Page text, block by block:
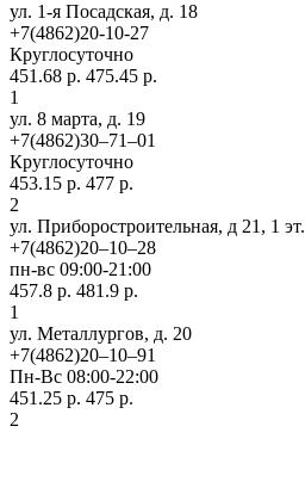
ул. 1-я Посадская, д. 18
+7(4862)20-10-27
Круглосуточно
451.68 р. 475.45 р.
1
ул. 8 марта, д. 19
+7(4862)30‒71‒01
Круглосуточно
453.15 р. 477 р.
2
ул. Приборостроительная, д 21, 1 эт.
+7(4862)20‒10‒28
пн-вс 09:00-21:00
457.8 р. 481.9 р.
1
ул. ​Металлургов, д. 20
+7(4862)20‒10‒91
Пн-Вс 08:00-22:00
451.25 р. 475 р.
2